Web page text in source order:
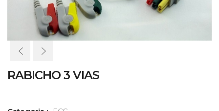
RABICHO 3 VIAS